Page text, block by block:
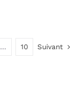
… 10 Suivant